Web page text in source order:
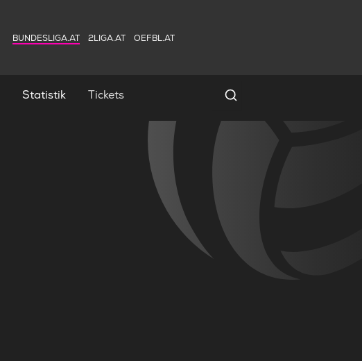
BUNDESLIGA.AT 2LIGA.AT OEFBL.AT
Statistik Tickets Spielersuche